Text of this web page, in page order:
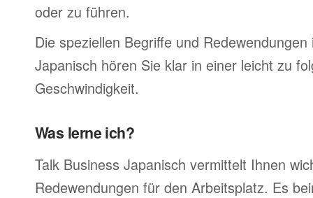
oder zu führen.
Die speziellen Begriffe und Redewendungen
Japanisch hören Sie klar in einer leicht zu
Geschwindigkeit.
Was lerne ich?
Talk Business Japanisch vermittelt Ihnen
Redewendungen für den Arbeitsplatz. Es